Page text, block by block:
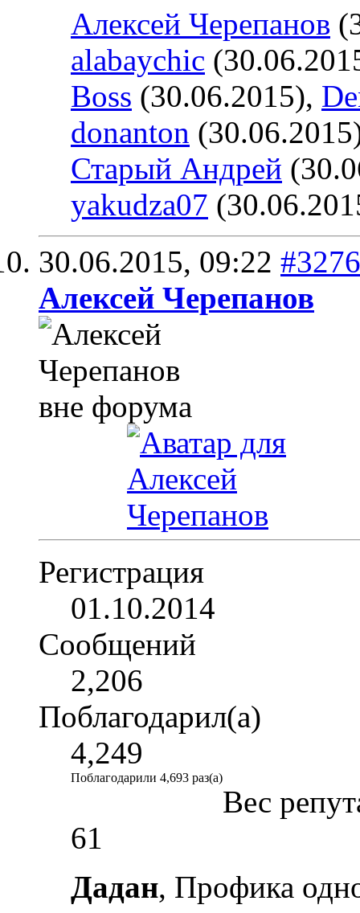
Алексей Черепанов
alabaychic
Boss (30.06.2015),
donanton
Старый Андрей
yakudza07
30.06.2015, 09:22 #3276
Алексей Черепанов
Регистрация
01.10.2014
Сообщений
2,206
Поблагодарил(а)
4,249
Поблагодарили 4,693 раз(а)
Вес
61
Дадан, Профика